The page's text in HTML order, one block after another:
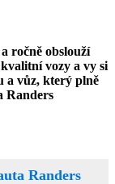
ročně obslouží
vozy a vy si
a vůz, který plně
Randers